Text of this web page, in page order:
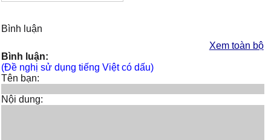
Bình luận
Xem toàn bộ
Bình luận:
(Đề nghị sử dụng tiếng Việt có dấu)
Tên bạn:
Nội dung: